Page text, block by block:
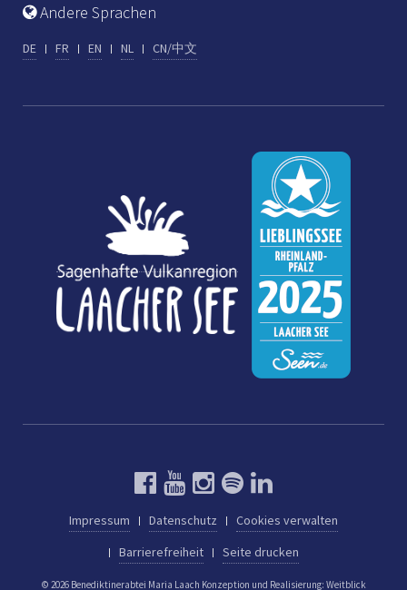
Andere Sprachen
DE FR EN NL CN/中文
Impressum Datenschutz
Cookies verwalten
Barrierefreiheit
Seite drucken
© 2026 Benediktinerabtei Maria Laach Konzeption und Realisierung: Weitblick